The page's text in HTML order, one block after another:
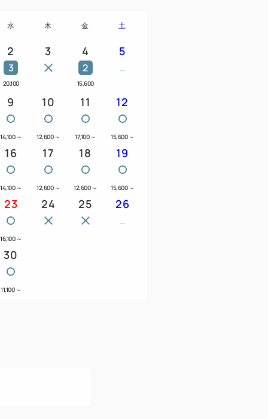
メトロポリタン秋田店」でご利用頂け
にホテルフロントでお渡し致します。
クアウト日の12時まで有効です。
ケットをご返却いただきますようお願
方】
の方、入れ墨（タトゥー含）のある方
ご了承いただきますようお願い致しま
水 木 金 土
2
3
20,100
3 4
2
15,600
5
9
14,100 ～
10
12,600 ～
11
17,100 ～
12
15,600 ～
16
14,100 ～
17
12,600 ～
18
12,600 ～
19
15,600 ～
23
16,100 ～
24 25 26
30
11,100 ～